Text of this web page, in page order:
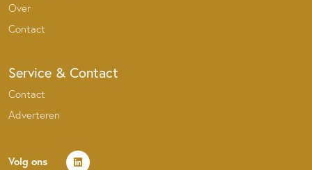
Over
Contact
Service & Contact
Contact
Adverteren
Volg ons